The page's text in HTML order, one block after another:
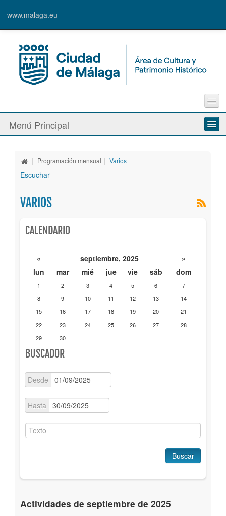
www.malaga.eu
Contacto
Quejas y Sugerencias
Menú Principal
Espacios culturales
Actividades
Publicaciones
Trámites
Newsletter
| Programación mensual | Varios
Escuchar
VARIOS
CALENDARIO
« septiembre, 2025
»
lun
mar mié jue vie sáb dom
1 2 3 4 5 6
7
8
9 10 11 12 13
14
15
16 17 18 19 20
21
22
23 24 25 26 27
28
29
30
BUSCADOR
Desde
Hasta
Buscar
Actividades de septiembre de 2025